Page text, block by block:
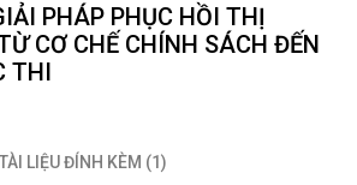
PHÁP PHỤC HỒI THỊ
CƠ CHẾ CHÍNH SÁCH ĐẾN
THI
TÀI LIỆU ĐÍNH KÈM (1)